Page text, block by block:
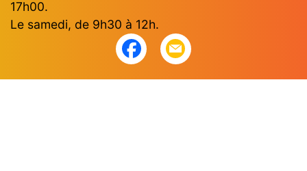
17h00.
Le samedi, de 9h30 à 12h.